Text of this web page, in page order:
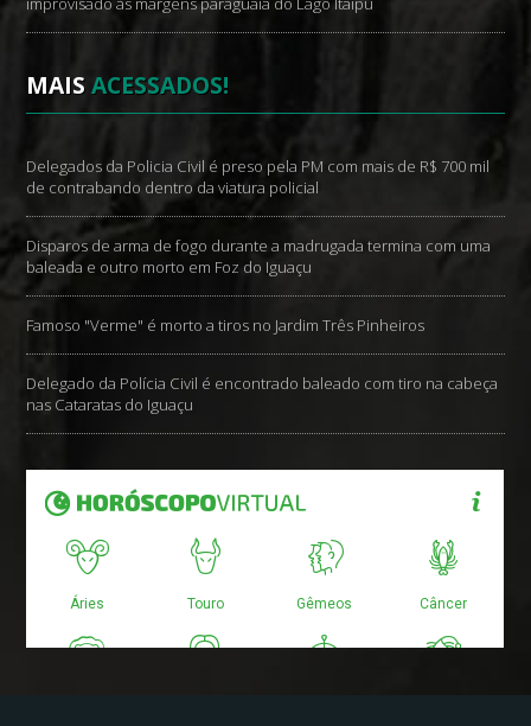
MAISACESSADOS!
Delegados da Policia Civil é preso pela PM com mais de R$ 700 mil
de contrabando dentro da viatura policial
Disparos de arma de fogo durante a madrugada termina com uma
baleada e outro morto em Foz do Iguaçu
Famoso "Verme" é morto a tiros no Jardim Três Pinheiros
Delegado da Polícia Civil é encontrado baleado com tiro na cabeça
nas Cataratas do Iguaçu